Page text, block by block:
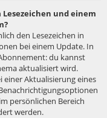
und einem
den Lesezeichen in
bei einem Update. In
du kannst
aktualisiert wird.
Aktualisierung eines
persönlichen Bereich
werden.